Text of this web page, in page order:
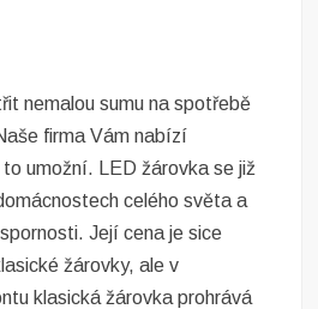
nemalou sumu na spotřebě
firma Vám nabízí
umožní. LED žárovka se již
celého světa a
Její cena je sice
žárovky, ale v
klasická žárovka prohrává